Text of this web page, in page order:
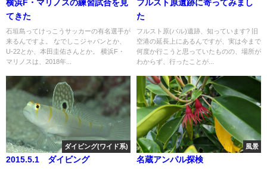
横浜F・マリノスの練習試合を見
てきた
石垣島ってけっこうサッカーの有名選手が
来るんですよ。 なでしこジャパンとか、
U-22とか、本田圭佑さんとか。 横浜F・
マリノスは、2018年...
フルスト原遺跡に寄ってみまし
た
フルスト原(バル)遺跡、知っています? 旧
空港の延長上にあるんですが、実は今まで
何度か行こうと思っていたものの、場所が
わからず、行ったことが...
ダイビング(ワイド系)
2015.5.1 ダイビング
風景
名蔵アンパル探検